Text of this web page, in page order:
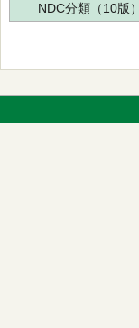
NDC分類（10版）